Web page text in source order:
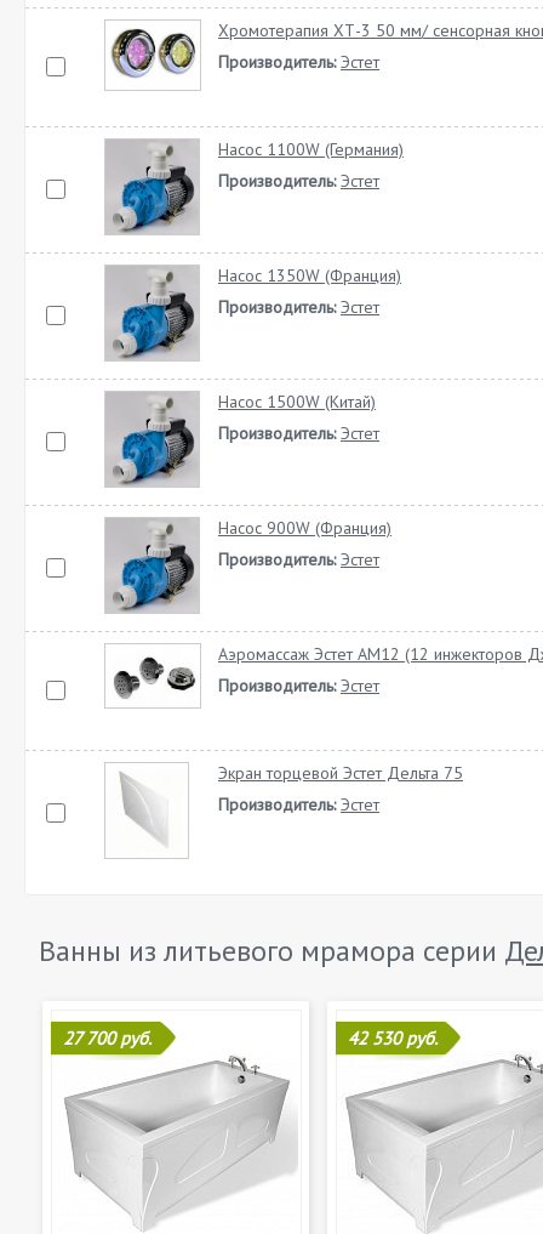
Хромотерапия ХТ-3 50 мм/ сенсорная
Производитель: Эстет
Насос 1100W (Германия)
Производитель: Эстет
Насос 1350W (Франция)
Производитель: Эстет
Насос 1500W (Китай)
Производитель: Эстет
Насос 900W (Франция)
Производитель: Эстет
Аэромассаж Эстет АМ12 (12 инжекторов
Производитель: Эстет
Экран торцевой Эстет Дельта 75
Производитель: Эстет
Ванны из литьевого мрамора серии
27 700 руб. 42 530 руб.